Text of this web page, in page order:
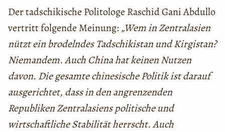
Der tadschikische Politologe Raschid Gani Abdullo
vertritt folgende Meinung: „Wem in Zentralasien
nützt ein brodelndes Tadschikistan und Kirgistan?
Niemandem. Auch China hat keinen Nutzen
davon. Die gesamte chinesische Politik ist darauf
ausgerichtet, dass in den angrenzenden
Republiken Zentralasiens politische und
wirtschaftliche Stabilität herrscht. Auch